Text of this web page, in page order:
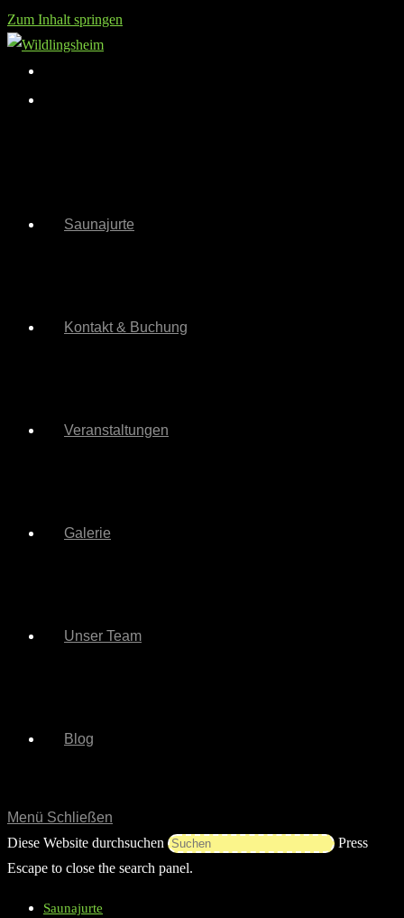
Zum Inhalt springen
Saunajurte
Kontakt & Buchung
Veranstaltungen
Galerie
Unser Team
Blog
Menü Schließen
Diese Website durchsuchen
Press
Escape to close the search panel.
Saunajurte